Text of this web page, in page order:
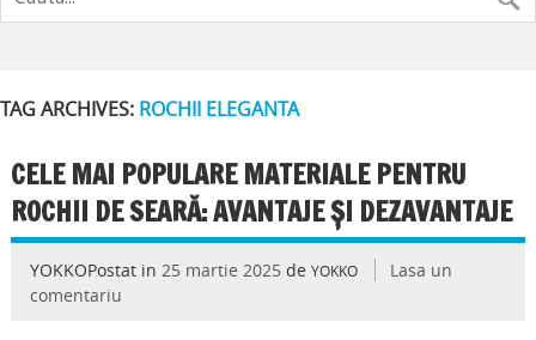
TAG ARCHIVES: ROCHII ELEGANTA
CELE MAI POPULARE MATERIALE PENTRU
ROCHII DE SEARĂ: AVANTAJE ȘI DEZAVANTAJE
YOKKOPostat in 25 martie 2025 de YOKKO
Lasa un
comentariu